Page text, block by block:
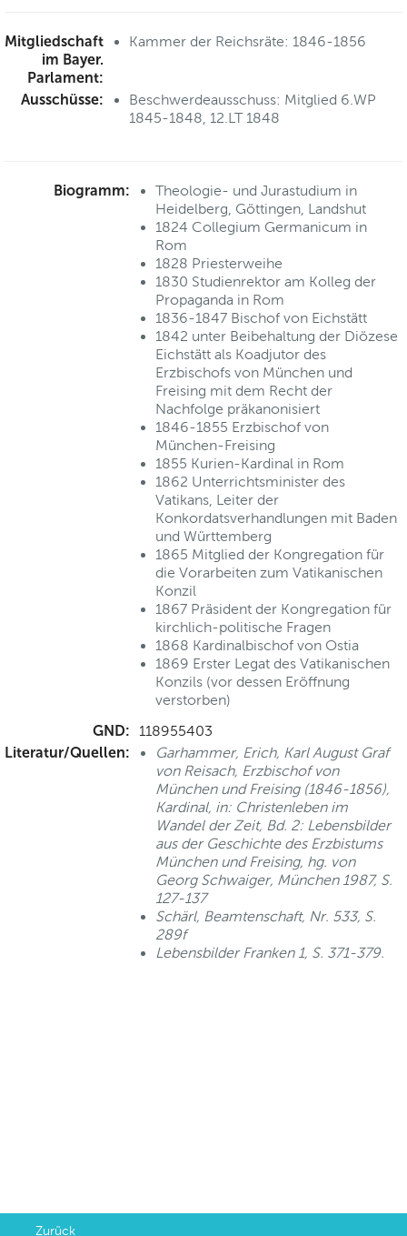
Mitgliedschaft
im Bayer.
Parlament:
Kammer der Reichsräte: 1846-1856
Ausschüsse:
Beschwerdeausschuss: Mitglied 6.WP
1845-1848, 12.LT 1848
Biogramm:
Theologie- und Jurastudium in
Heidelberg, Göttingen, Landshut
1824 Collegium Germanicum in
Rom
1828 Priesterweihe
1830 Studienrektor am Kolleg der
Propaganda in Rom
1836-1847 Bischof von Eichstätt
1842 unter Beibehaltung der Diözese
Eichstätt als Koadjutor des
Erzbischofs von München und
Freising mit dem Recht der
Nachfolge präkanonisiert
1846-1855 Erzbischof von
München-Freising
1855 Kurien-Kardinal in Rom
1862 Unterrichtsminister des
Vatikans, Leiter der
Konkordatsverhandlungen mit Baden
und Württemberg
1865 Mitglied der Kongregation für
die Vorarbeiten zum Vatikanischen
Konzil
1867 Präsident der Kongregation für
kirchlich-politische Fragen
1868 Kardinalbischof von Ostia
1869 Erster Legat des Vatikanischen
Konzils (vor dessen Eröffnung
verstorben)
GND: 118955403
Literatur/Quellen:
Garhammer, Erich, Karl August Graf
von Reisach, Erzbischof von
München und Freising (1846-1856),
Kardinal, in: Christenleben im
Wandel der Zeit, Bd. 2: Lebensbilder
aus der Geschichte des Erzbistums
München und Freising, hg. von
Georg Schwaiger, München 1987, S.
127-137
Schärl, Beamtenschaft, Nr. 533, S.
289f
Lebensbilder Franken 1, S. 371-379.
Zurück